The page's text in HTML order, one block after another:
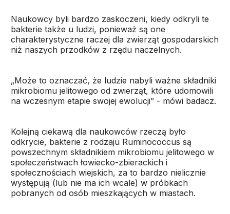
Naukowcy byli bardzo zaskoczeni, kiedy odkryli te
bakterie także u ludzi, ponieważ są one
charakterystyczne raczej dla zwierząt gospodarskich
niż naszych przodków z rzędu naczelnych.
„Może to oznaczać, że ludzie nabyli ważne składniki
mikrobiomu jelitowego od zwierząt, które udomowili
na wczesnym etapie swojej ewolucji” - mówi badacz.
Kolejną ciekawą dla naukowców rzeczą było
odkrycie, bakterie z rodzaju Ruminococcus są
powszechnym składnikiem mikrobiomu jelitowego w
społeczeństwach łowiecko-zbierackich i
społecznościach wiejskich, za to bardzo nielicznie
występują (lub nie ma ich wcale) w próbkach
pobranych od osób mieszkających w miastach.